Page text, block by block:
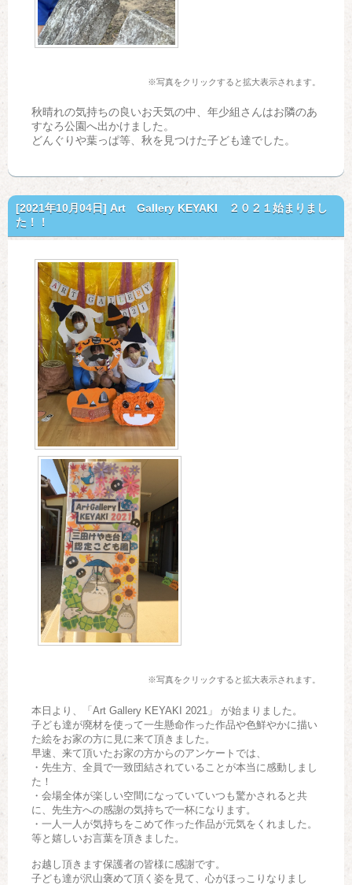
※写真をクリックすると拡大表示されます。
秋晴れの気持ちの良いお天気の中、年少組さんはお隣のあ
すなろ公園へ出かけました。
どんぐりや葉っぱ等、秋を見つけた子ども達でした。
[2021年10月04日] Art Gallery KEYAKI ２０２１始まりまし
た！！
※写真をクリックすると拡大表示されます。
本日より、「Art Gallery KEYAKI 2021」 が始まりました。
子ども達が廃材を使って一生懸命作った作品や色鮮やかに描い
た絵をお家の方に見に来て頂きました。
早速、来て頂いたお家の方からのアンケートでは、
・先生方、全員で一致団結されていることが本当に感動しまし
た！
・会場全体が楽しい空間になっていていつも驚かされると共
に、先生方への感謝の気持ちで一杯になります。
・一人一人が気持ちをこめて作った作品が元気をくれました。
等と嬉しいお言葉を頂きました。
お越し頂きます保護者の皆様に感謝です。
子ども達が沢山褒めて頂く姿を見て、心がほっこりなりまし